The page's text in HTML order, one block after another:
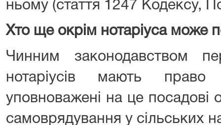
ньому (стаття 1247 Кодексу,
Хто ще окрім нотаріуса може
Чинним законодавством
нотаріусів мають право
уповноважені на це посадові
самоврядування у сільських